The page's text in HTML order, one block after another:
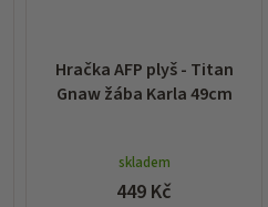
Hračka AFP plyš - Titan
Gnaw žába Karla 49cm
skladem
449 Kč